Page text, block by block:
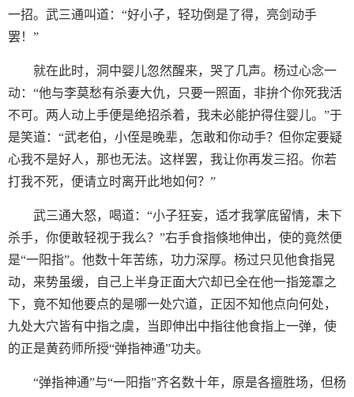
一招。武三通叫道：“好小子，轻功倒是了得，亮剑动手
罢！”
就在此时，洞中婴儿忽然醒来，哭了几声。杨过心念一
动：“他与李莫愁有杀妻大仇，只要一照面，非拚个你死我活
不可。两人动上手便是绝招杀着，我未必能护得住婴儿。”于
是笑道：“武老伯，小侄是晚辈，怎敢和你动手？但你定要疑
心我不是好人，那也无法。这样罢，我让你再发三招。你若
打我不死，便请立时离开此地如何？”
武三通大怒，喝道：“小子狂妄，适才我掌底留情，未下
杀手，你便敢轻视于我么？”右手食指倏地伸出，使的竟然便
是“一阳指”。他数十年苦练，功力深厚。杨过只见他食指晃
动，来势虽缓，自己上半身正面大穴却已全在他一指笼罩之
下，竟不知他要点的是哪一处穴道，正因不知他点向何处，
九处大穴皆有中指之虞，当即伸出中指往他食指上一弹，使
的正是黄药师所授“弹指神通”功夫。
“弹指神通”与“一阳指”齐名数十年，原是各擅胜场，但杨